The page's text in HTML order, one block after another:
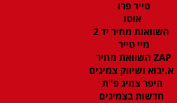
טייר פרו
אוטו
השוואות מחיר יד 2
מיי טייר
ZAP השוואת מחיר
א.יבוא ושיווק צמיגים
היפר צמיג פ"ת
חדשות בצמיגים